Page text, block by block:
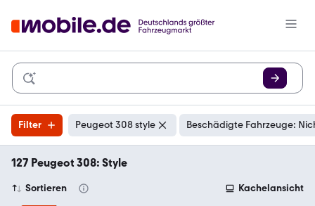
Filter Peugeot 308 style Beschädigte Fahrzeuge:
127 Peugeot 308: Style
Sortieren Kachelansicht